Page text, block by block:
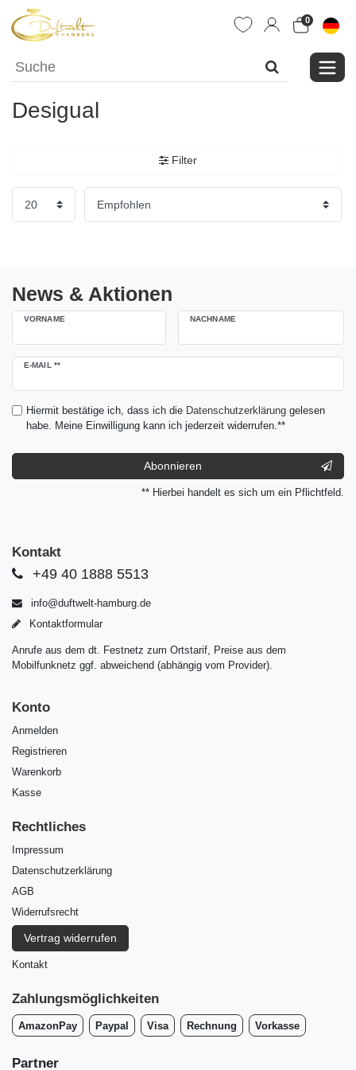
0
Desigual
Filter
News & Aktionen
VORNAME NACHNAME
E-MAIL **
Newsletter
Hiermit bestätige ich, dass ich die Daten­schutz­erklärunggelesen
habe. Meine Einwilligung kann ich jederzeit widerrufen.**
Abonnieren
** Hierbei handelt es sich um ein Pflichtfeld.
Kontakt
+49 40 1888 5513
info@duftwelt-hamburg.de
Kontaktformular
Anrufe aus dem dt. Festnetz zum Ortstarif, Preise aus dem
Mobilfunknetz ggf. abweichend (abhängig vom Provider).
Konto
Anmelden
Registrieren
Warenkorb
Kasse
Rechtliches
Impressum
Daten­schutz­erklärung
AGB
Widerrufs­recht
Vertrag widerrufen
Kontakt
Zahlungsmöglichkeiten
AmazonPay Paypal Visa Rechnung Vorkasse
Partner